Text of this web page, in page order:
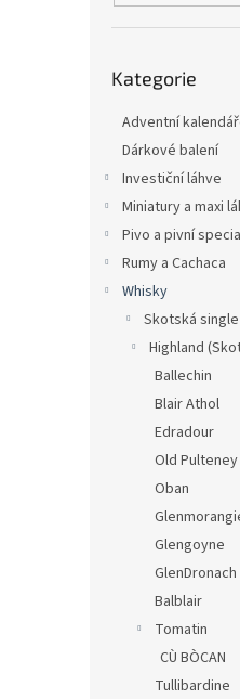
kategorie
Kategorie
Adventní
Dárkové balení
Investiční láhve
Miniatury a maxi
Pivo a pivní
Rumy a Cachaca
Whisky
Skotská
Highland
Ballechin
Blair Athol
Edradour
Old Pulteney
Oban
Glengoyne
GlenDronach
Balblair
Tomatin
CÙ BÒCAN
Tullibardine